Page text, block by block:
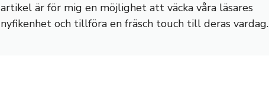
artikel är för mig en möjlighet att väcka våra läsares
nyfikenhet och tillföra en fräsch touch till deras vardag.